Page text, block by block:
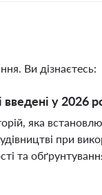
Ви дізнаєтесь:
у 2026
яка
при
та